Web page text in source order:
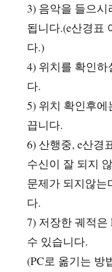
3) 음악을 들으
됩니다.(e산경표
다.)
4) 위치를 확인
다.
5) 위치 확인후
끕니다.
6) 산행중, e산경
수신이 잘 되지
문제가 되지않는
다.
7) 저장한 궤적은
수 있습니다.
(PC로 옮기는 방